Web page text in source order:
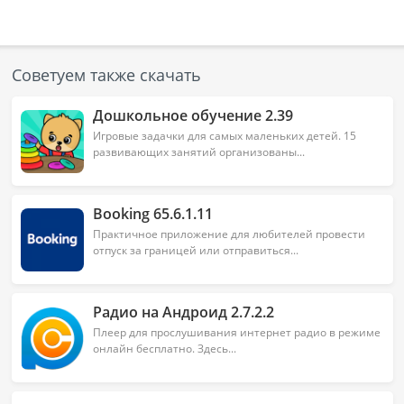
Советуем также скачать
Дошкольное обучение 2.39
Игровые задачки для самых маленьких детей. 15
развивающих занятий организованы...
Booking 65.6.1.11
Практичное приложение для любителей провести
отпуск за границей или отправиться...
Радио на Андроид 2.7.2.2
Плеер для прослушивания интернет радио в режиме
онлайн бесплатно. Здесь...